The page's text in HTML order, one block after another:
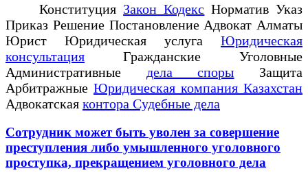
Конституция Закон Кодекс Норматив Указ
Приказ Решение Постановление Адвокат Алматы
Юрист Юридическая услуга Юридическая
консультация Гражданские Уголовные
Административные дела споры Защита
Арбитражные Юридическая компания Казахстан
Адвокатская контора Судебные дела
Сотрудник может быть уволен за совершение
преступления либо умышленного уголовного
проступка, прекращением уголовного дела